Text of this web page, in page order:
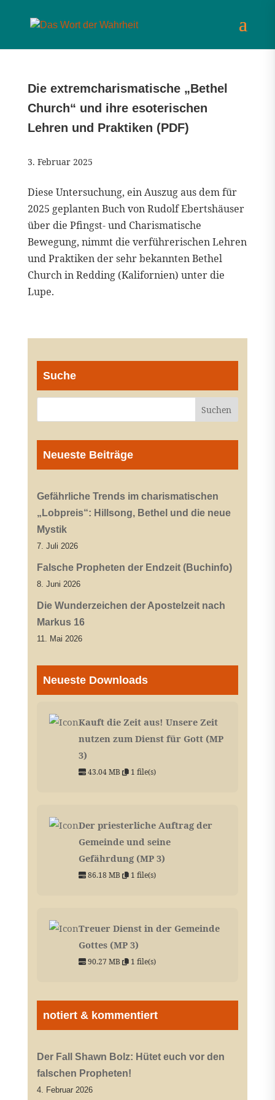
Die extremcharismatische „Bethel
Church“ und ihre esoterischen
Lehren und Praktiken (PDF)
3. Februar 2025
Diese Untersuchung, ein Auszug aus dem für
2025 geplanten Buch von Rudolf Ebertshäuser
über die Pfingst- und Charismatische
Bewegung, nimmt die verführerischen Lehren
und Praktiken der sehr bekannten Bethel
Church in Redding (Kalifornien) unter die
Lupe.
Suche
Neueste Beiträge
Gefährliche Trends im charismatischen
„Lobpreis“: Hillsong, Bethel und die neue
Mystik
7. Juli 2026
Falsche Propheten der Endzeit (Buchinfo)
8. Juni 2026
Die Wunderzeichen der Apostelzeit nach
Markus 16
11. Mai 2026
Neueste Downloads
Kauft die Zeit aus! Unsere Zeit
nutzen zum Dienst für Gott (MP
3)
43.04 MB 1 file(s)
Der priesterliche Auftrag der
Gemeinde und seine
Gefährdung (MP 3)
86.18 MB 1 file(s)
Treuer Dienst in der Gemeinde
Gottes (MP 3)
90.27 MB 1 file(s)
notiert & kommentiert
Der Fall Shawn Bolz: Hütet euch vor den
falschen Propheten!
4. Februar 2026